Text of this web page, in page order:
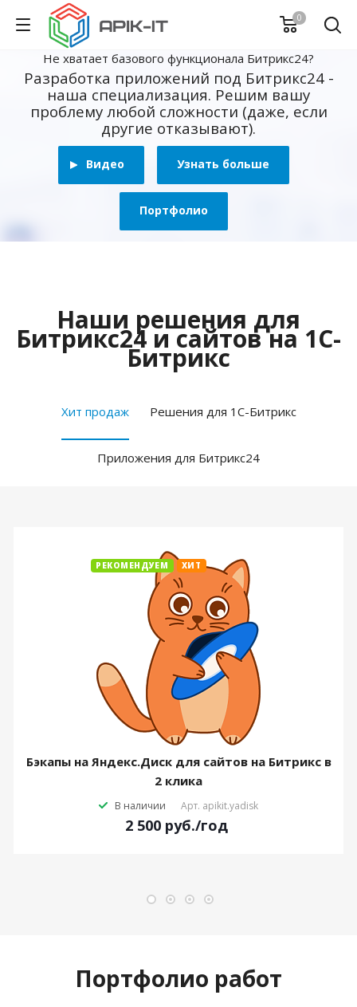
0
Не хватает базового функционала Битрикс24?
Разработка приложений под Битрикс24 -
наша специализация. Решим вашу
проблему любой сложности (даже, если
другие отказывают).
Видео Узнать больше
Портфолио
Наши решения для
Битрикс24 и сайтов на 1С-
Битрикс
Хит продаж Решения для 1С-Битрикс
Приложения для Битрикс24
РЕКОМЕНДУЕМ ХИТ
Бэкапы на Яндекс.Диск для сайтов на Битрикс в
2 клика
В наличии Арт. apikit.yadisk
2 500 руб./год
Портфолио работ